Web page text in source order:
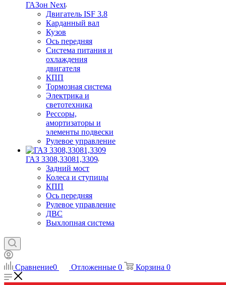
ГАЗон Next
Двигатель ISF 3.8
Карданный вал
Кузов
Ось передняя
Система питания и
охлаждения
двигателя
КПП
Тормозная система
Электрика и
светотехника
Рессоры,
амортизаторы и
элементы подвески
Рулевое управление
ГАЗ 3308,33081,3309
Задний мост
Колеса и ступицы
КПП
Ось передняя
Рулевое управление
ДВС
Выхлопная система
Сравнение0 Отложенные 0 Корзина 0